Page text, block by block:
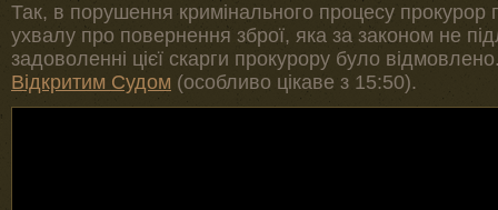
Так, в порушення кримінального процесу прокурор
ухвалу про повернення зброї, яка за законом не
задоволенні цієї скарги прокурору було
Відкритим Судом (особливо цікаве з 15:50).